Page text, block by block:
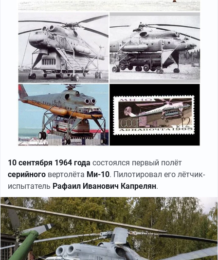
10 сентября 1964 года состоялся первый полёт
серийного вертолёта Ми-10. Пилотировал его лётчик-
испытатель Рафаил Иванович Капрелян.